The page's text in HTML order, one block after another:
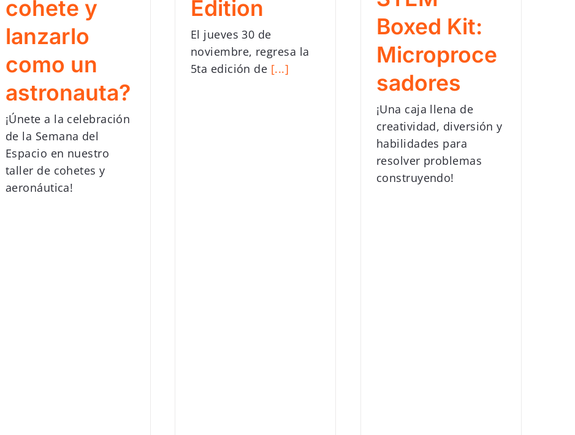
cohete y
lanzarlo
como un
astronauta?
¡Únete a la celebración
de la Semana del
Espacio en nuestro
taller de cohetes y
aeronáutica!
Edition
El jueves 30 de
noviembre, regresa la
5ta edición de [...]
Boxed Kit:
Microproce
sadores
¡Una caja llena de
creatividad, diversión y
habilidades para
resolver problemas
construyendo!